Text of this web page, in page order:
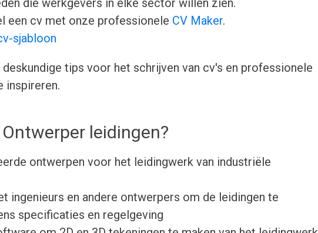
die werkgevers in elke sector willen zien.
een cv met onze professionele CV Maker.
sjabloon
tips voor het schrijven van cv's en professionele
inspireren.
leidingen?
ontwerpen voor het leidingwerk van industriële
ingenieurs en andere ontwerpers om de leidingen te
specificaties en regelgeving